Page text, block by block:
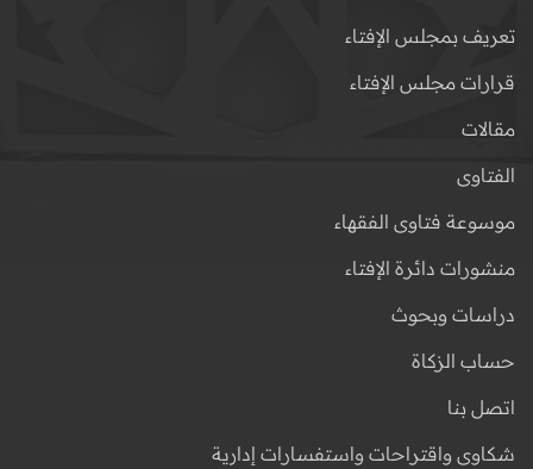
تعريف بمجلس الإفتاء
قرارات مجلس الإفتاء
مقالات
الفتاوى
موسوعة فتاوى الفقهاء
منشورات دائرة الإفتاء
دراسات وبحوث
حساب الزكاة
اتصل بنا
شكاوى واقتراحات واستفسارات إدارية